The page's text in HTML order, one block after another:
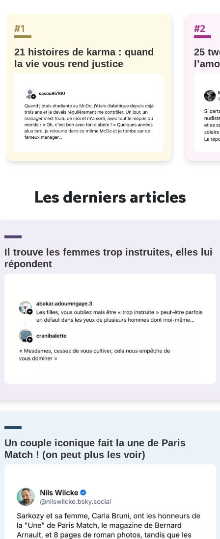
#1
21 histoires de karma : quand
la vie vous rend justice
#2
25
Les derniers articles
Il trouve les femmes trop instruites, elles lui
répondent
Un couple iconique fait la une de Paris
Match ! (on peut plus les voir)